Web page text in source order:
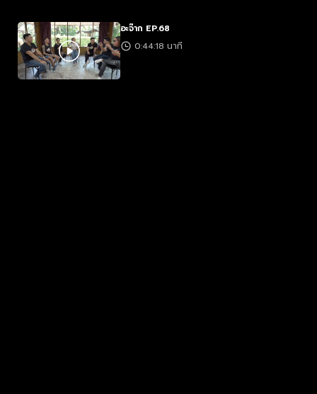
อะจ๊าก EP.68
0:44:18 นาที